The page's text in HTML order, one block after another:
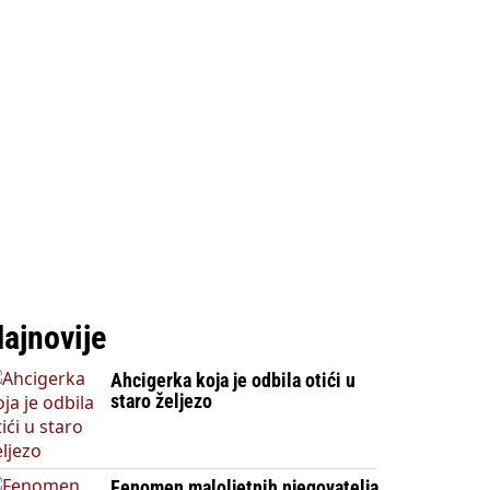
Ahcigerka koja je odbila otići u
staro željezo